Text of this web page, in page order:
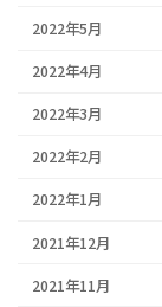
2022年5月
2022年4月
2022年3月
2022年2月
2022年1月
2021年12月
2021年11月